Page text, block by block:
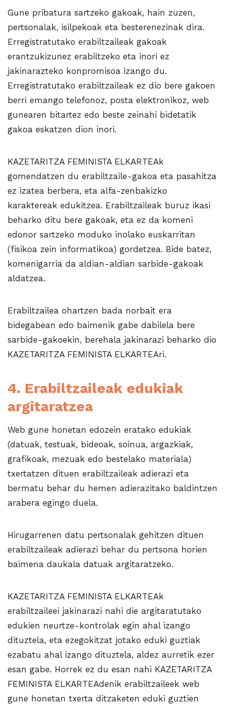
Gune pribatura sartzeko gakoak, hain zuzen,
pertsonalak, isilpekoak eta besterenezinak dira.
Erregistratutako erabiltzaileak gakoak
erantzukizunez erabiltzeko eta inori ez
jakinarazteko konpromisoa izango du.
Erregistratutako erabiltzaileak ez dio bere gakoen
berri emango telefonoz, posta elektronikoz, web
gunearen bitartez edo beste zeinahi bidetatik
gakoa eskatzen dion inori.
KAZETARITZA FEMINISTA ELKARTEAk
gomendatzen du erabiltzaile-gakoa eta pasahitza
ez izatea berbera, eta alfa-zenbakizko
karaktereak edukitzea. Erabiltzaileak buruz ikasi
beharko ditu bere gakoak, eta ez da komeni
edonor sartzeko moduko inolako euskarritan
(fisikoa zein informatikoa) gordetzea. Bide batez,
komenigarria da aldian-aldian sarbide-gakoak
aldatzea.
Erabiltzailea ohartzen bada norbait era
bidegabean edo baimenik gabe dabilela bere
sarbide-gakoekin, berehala jakinarazi beharko dio
KAZETARITZA FEMINISTA ELKARTEAri.
4. Erabiltzaileak edukiak
argitaratzea
Web gune honetan edozein eratako edukiak
(datuak, testuak, bideoak, soinua, argazkiak,
grafikoak, mezuak edo bestelako materiala)
txertatzen dituen erabiltzaileak adierazi eta
bermatu behar du hemen adierazitako baldintzen
arabera egingo duela.
Hirugarrenen datu pertsonalak gehitzen dituen
erabiltzaileak adierazi behar du pertsona horien
baimena daukala datuak argitaratzeko.
KAZETARITZA FEMINISTA ELKARTEAk
erabiltzaileei jakinarazi nahi die argitaratutako
edukien neurtze-kontrolak egin ahal izango
dituztela, eta ezegokitzat jotako eduki guztiak
ezabatu ahal izango dituztela, aldez aurretik ezer
esan gabe. Horrek ez du esan nahi KAZETARITZA
FEMINISTA ELKARTEAdenik erabiltzaileek web
gune honetan txerta ditzaketen eduki guztien